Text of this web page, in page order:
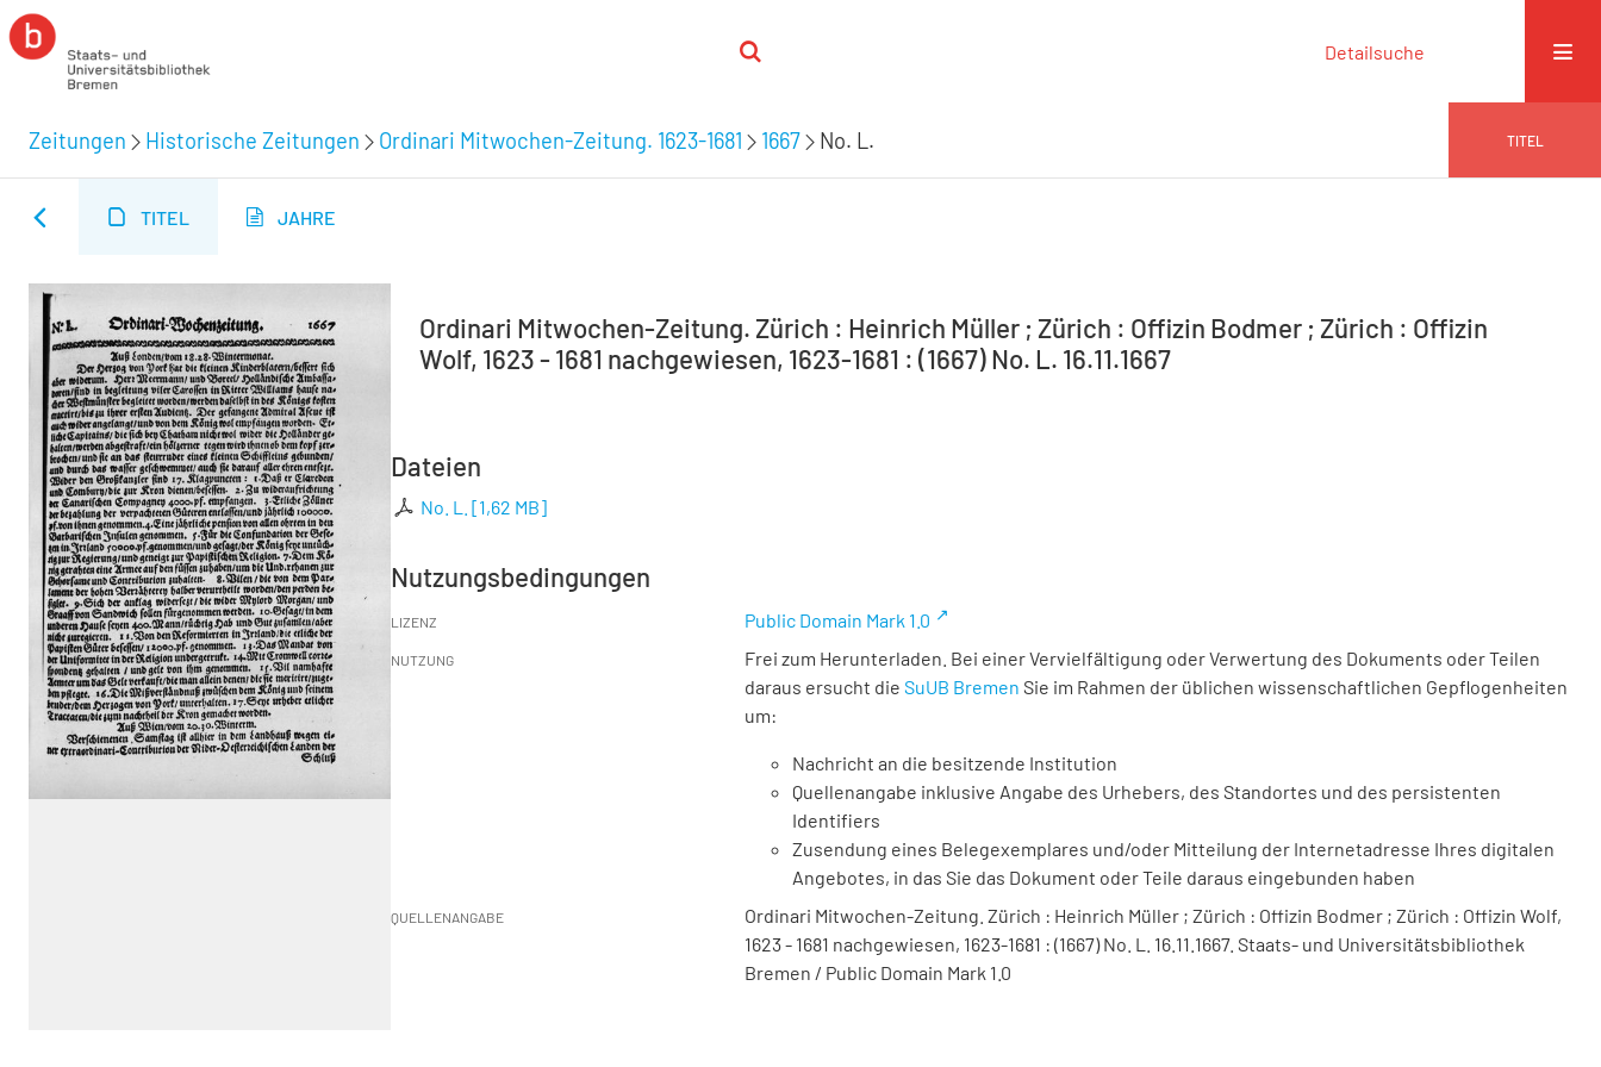
Detailsuche
Zeitungen Historische Zeitungen Ordinari Mitwochen-Zeitung. 1623-1681 1667 No. L. TITEL
TITEL JAHRE
Ordinari Mitwochen-Zeitung. Zürich : Heinrich Müller ; Zürich : Offizin Bodmer ; Zürich : Offizin
Wolf, 1623 - 1681 nachgewiesen, 1623-1681 : (1667) No. L. 16.11.1667
Dateien
No. L. [1,62 MB]
Nutzungsbedingungen
LIZENZ Public Domain Mark 1.0
NUTZUNG
Frei zum Herunterladen. Bei einer Vervielfältigung oder Verwertung des Dokuments oder Teilen
daraus ersucht die SuUB Bremen Sie im Rahmen der üblichen wissenschaftlichen Gepflogenheiten
um:
Nachricht an die besitzende Institution
Quellenangabe inklusive Angabe des Urhebers, des Standortes und des persistenten
Identifiers
Zusendung eines Belegexemplares und/oder Mitteilung der Internetadresse Ihres digitalen
Angebotes, in das Sie das Dokument oder Teile daraus eingebunden haben
QUELLENANGABE
Ordinari Mitwochen-Zeitung. Zürich : Heinrich Müller ; Zürich : Offizin Bodmer ; Zürich : Offizin Wolf,
1623 - 1681 nachgewiesen, 1623-1681 : (1667) No. L. 16.11.1667. Staats- und Universitätsbibliothek
Bremen / Public Domain Mark 1.0